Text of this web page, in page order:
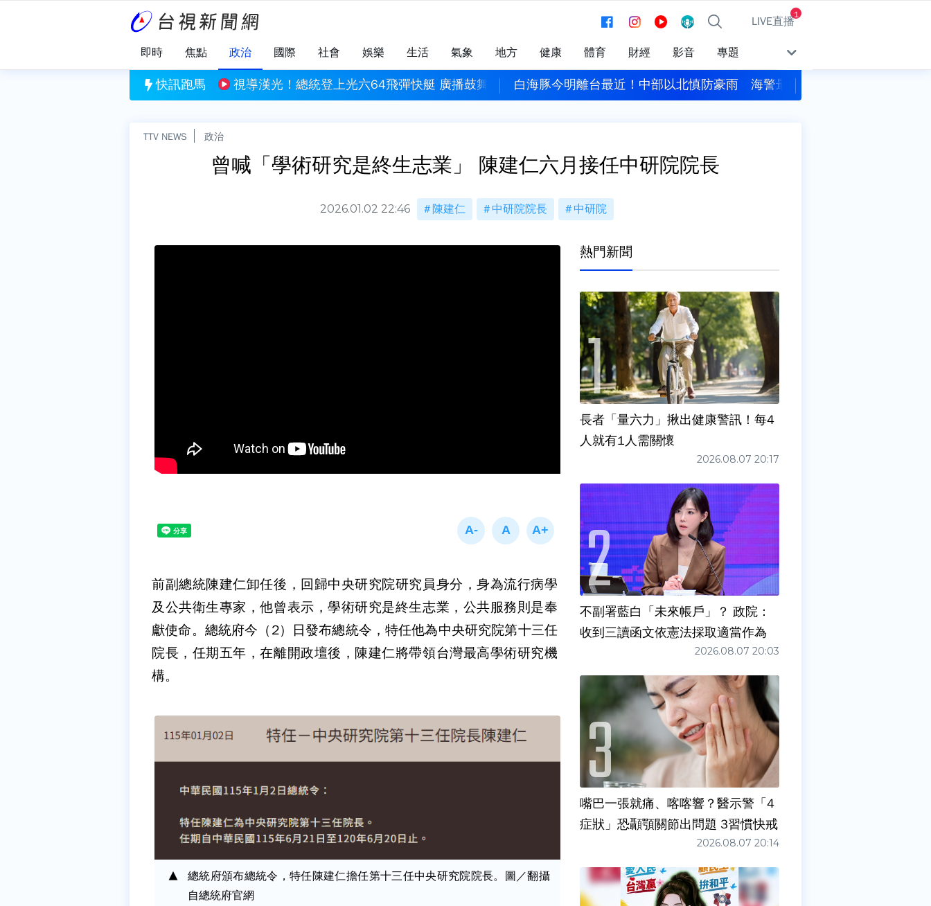
LIVE直播1
即時 焦點 政治 國際 社會 娛樂 生活 氣象 地方 健康 體育 財經 影音 專題
快訊跑馬
統登上光六64飛彈快艇 廣播鼓舞官兵士氣白海豚今明離台最近！中部以北慎防豪雨 海警最快週一解除攝護腺反覆發炎？泌尿醫點名「5大原因」 很多男人天天做
TTV NEWS 政治
曾喊「學術研究是終生志業」 陳建仁六月接任中研院院長
2026.01.02 22:46 陳建仁 中研院院長 中研院
前副總統陳建仁卸任後，回歸中央研究院研究員身分，身為流行病學
及公共衛生專家，他曾表示，學術研究是終生志業，公共服務則是奉
獻使命。總統府今（2）日發布總統令，特任他為中央研究院第十三任
院長，任期五年，在離開政壇後，陳建仁將帶領台灣最高學術研究機
構。
總統府頒布總統令，特任陳建仁擔任第十三任中央研究院院長。圖／翻攝
自總統府官網
熱門新聞
長者「量六力」揪出健康警訊！每4
人就有1人需關懷
2026.08.07 20:17
不副署藍白「未來帳戶」？ 政院：
收到三讀函文依憲法採取適當作為
2026.08.07 20:03
嘴巴一張就痛、喀喀響？醫示警「4
症狀」恐顳顎關節出問題 3習慣快戒
2026.08.07 20:14